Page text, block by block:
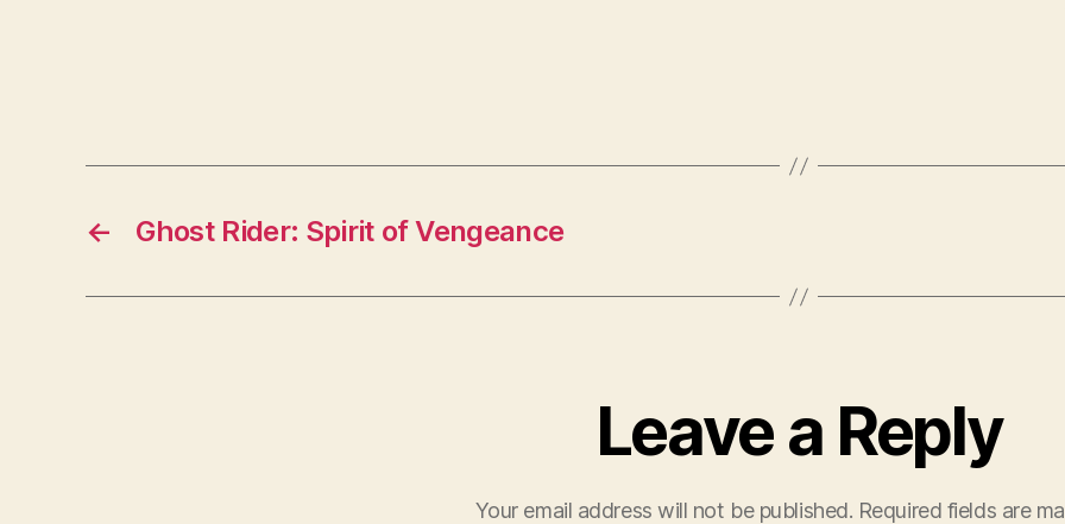
← Ghost Rider: Spirit of Vengeance
Leave a Reply
Your email address will not be published. Required fields are